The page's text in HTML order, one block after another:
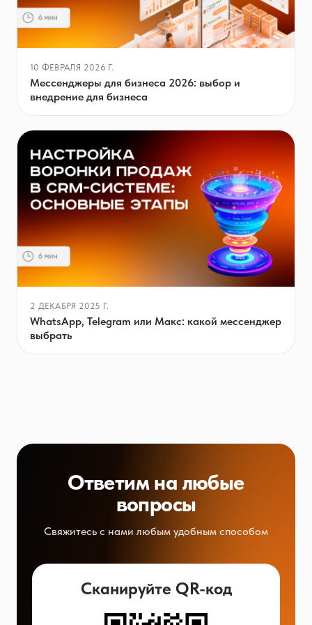
10 ФЕВРАЛЯ 2026 Г.
Мессенджеры для бизнеса 2026: выбор и
внедрение для бизнеса
2 ДЕКАБРЯ 2025 Г.
WhatsApp, Telegram или Макс: какой мессенджер
выбрать
Ответим на любые
вопросы
Свяжитесь с нами любым удобным способом
Сканируйте QR-код